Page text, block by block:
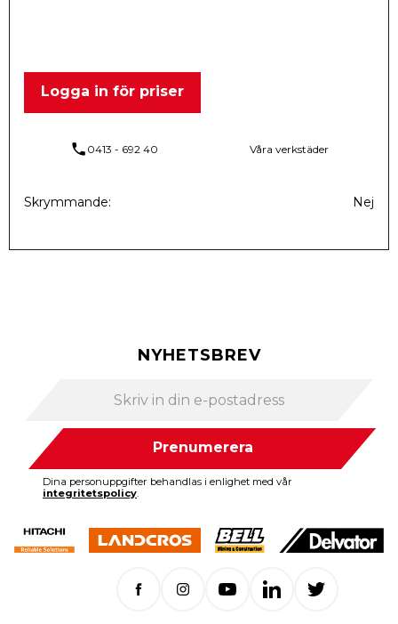
Logga in för priser
phone 0413 - 692 40 Våra verkstäder
Skrymmande Nej
NYHETSBREV
Prenumerera
Dina personuppgifter behandlas i enlighet med vår
integritetspolicy.